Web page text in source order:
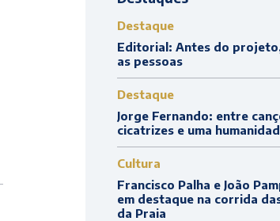
Destaque
Editorial: Antes do
as pessoas
Destaque
Jorge Fernando: entre
cicatrizes e uma
Cultura
Francisco Palha e João
em destaque na corrida
da Praia